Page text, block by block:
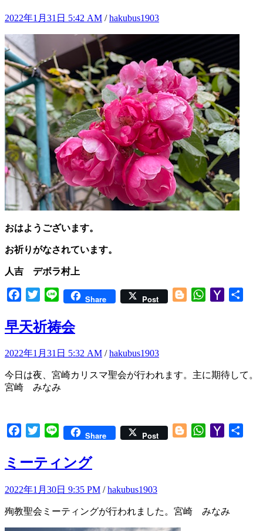
2022年1月31日 5:42 AM /hakubus1903
おはようございます。
お祈りがなされています。
人吉 デボラ村上
Facebook
TwitterLine Share Post BloggerWhatsApp
Yahoo
早天祈祷会
2022年1月31日 5:32 AM /hakubus1903
今日は夜、宮崎カリスマ聖会が行われます。主に期待して。
宮崎 みなみ
Facebook
TwitterLine Share Post BloggerWhatsApp
Yahoo
ミーティング
2022年1月30日 9:35 PM /hakubus1903
殉教聖会ミーティングが行われました。宮崎 みなみ